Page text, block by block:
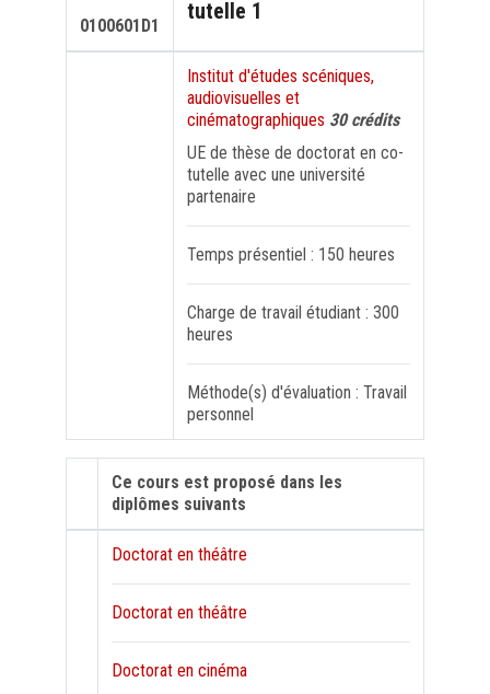
INTERNATIONAL
0100601D1
tutelle 1
Institut d'études scéniques,
audiovisuelles et
cinématographiques 30 crédits
UE de thèse de doctorat en co-
tutelle avec une université
partenaire
Temps présentiel : 150 heures
Charge de travail étudiant : 300
heures
Méthode(s) d'évaluation : Travail
personnel
Ce cours est proposé dans les
diplômes suivants
Doctorat en théâtre
Doctorat en théâtre
Doctorat en cinéma